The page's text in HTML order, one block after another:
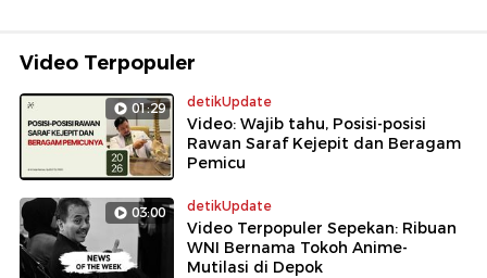
Video Terpopuler
01:29 detikUpdate
Video: Wajib tahu, Posisi-posisi
Rawan Saraf Kejepit dan Beragam
Pemicu
03:00 detikUpdate
Video Terpopuler Sepekan: Ribuan
WNI Bernama Tokoh Anime-
Mutilasi di Depok